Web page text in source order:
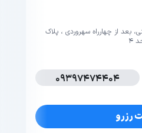
بعد از چهارراه سهروردی ، پلاک
09397474404
رزرو